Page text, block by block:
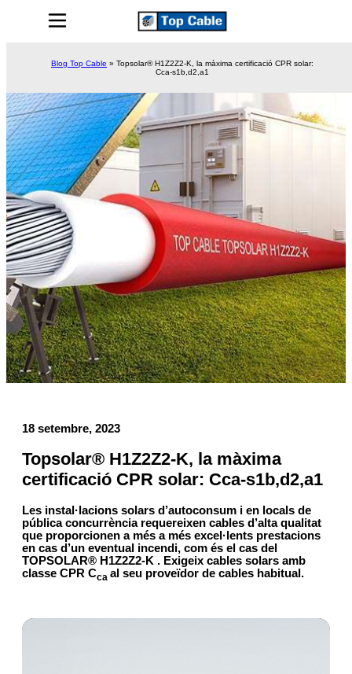
Blog Top Cable » Topsolar® H1Z2Z2-K, la màxima certificació CPR solar:
Cca-s1b,d2,a1
18 setembre, 2023
Topsolar® H1Z2Z2-K, la màxima
certificació CPR solar: Cca-s1b,d2,a1
Les instal·lacions solars d’autoconsum i en locals de
pública concurrència requereixen cables d’alta qualitat
que proporcionen a més a més excel·lents prestacions
en cas d’un eventual incendi, com és el cas del
TOPSOLAR® H1Z2Z2-K . Exigeix cables solars amb
classe CPR Cca al seu proveïdor de cables habitual.